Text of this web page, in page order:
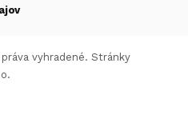
vyhradené. Stránky